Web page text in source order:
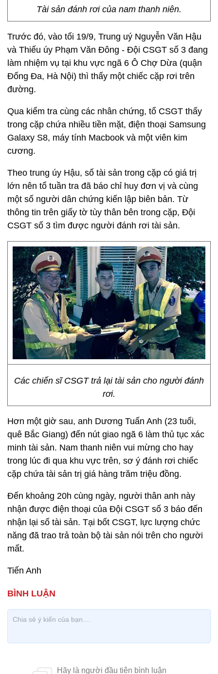
Tài sản đánh rơi của nam thanh niên.
Trước đó, vào tối 19/9, Trung uý Nguyễn Văn Hậu
và Thiếu úy Phạm Văn Đông - Đội CSGT số 3 đang
làm nhiệm vụ tại khu vực ngã 6 Ô Chợ Dừa (quận
Đống Đa, Hà Nội) thì thấy một chiếc cặp rơi trên
đường.
Qua kiểm tra cùng các nhân chứng, tổ CSGT thấy
trong cặp chứa nhiều tiền mặt, điện thoại Samsung
Galaxy S8, máy tính Macbook và một viên kim
cương.
Theo trung úy Hậu, số tài sản trong cặp có giá trị
lớn nên tổ tuần tra đã báo chỉ huy đơn vị và cùng
một số người dân chứng kiến lập biên bản. Từ
thông tin trên giấy tờ tùy thân bên trong cặp, Đội
CSGT số 3 tìm được người đánh rơi tài sản.
Các chiến sĩ CSGT trả lại tài sản cho người đánh
rơi.
Hơn một giờ sau, anh Dương Tuấn Anh (23 tuổi,
quê Bắc Giang) đến nút giao ngã 6 làm thủ tục xác
minh tài sản. Nam thanh niên vui mừng cho hay
trong lúc đi qua khu vực trên, sơ ý đánh rơi chiếc
cặp chứa tài sản trị giá hàng trăm triệu đồng.
Đến khoảng 20h cùng ngày, người thân anh này
nhận được điện thoại của Đội CSGT số 3 báo đến
nhận lại số tài sản. Tại bốt CSGT, lực lượng chức
năng đã trao trả toàn bộ tài sản nói trên cho người
mất.
Tiến Anh